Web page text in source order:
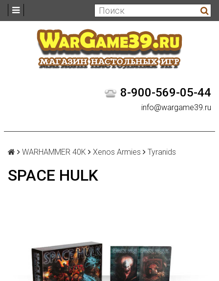
8-900-569-05-44
info@wargame39.ru
WARHAMMER 40K Xenos Armies Tyranids
SPACE HULK